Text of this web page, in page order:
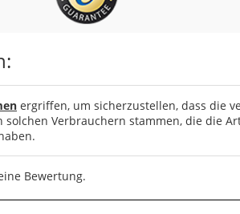
ergriffen, um sicherzustellen, dass die
solchen Verbrauchern stammen, die die
Bewertung.